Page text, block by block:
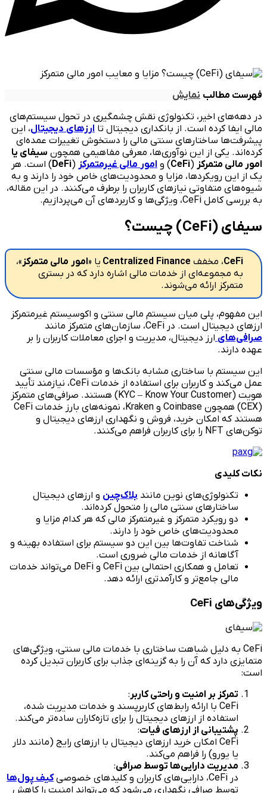
فهرست مطالب نمایش
در دهه‌های اخیر، تکنولوژی نقش چشمگیری در تحول سیستم‌های
مالی ایفا کرده است. از بانکداری دیجیتال تا ارزهای دیجیتال، این
پیشرفت‌ها ساختارهای سنتی مالی را دستخوش تغییرات عمده‌ای
کرده‌اند. یکی از این نوآوری‌ها، معرفی مفاهیمی همچون سیفای یا
امور مالی متمرکز (
CeFi) و امور مالی غیرمتمرکز (
DeFi) است. هر
یک از این رویکردها، مزایا و محدودیت‌های خاص خود را دارند و به
شیوه‌های متفاوتی نیازهای کاربران را برطرف می‌کنند. در این مقاله،
به بررسی کامل CeFi، ویژگی‌ها و کاربردهای آن می‌پردازیم.
سیفای (CeFi) چیست؟
CeFi، مخفف Centralized Finance یا «امور مالی متمرکز»،
به مجموعه‌ای از خدمات مالی اشاره دارد که در بستری
متمرکز ارائه می‌شوند.
این مفهوم، پلی میان سیستم مالی سنتی و اکوسیستم غیرمتمرکز
ارزهای دیجیتال است. در CeFi، سازمان‌های متمرکز مانند
صرافی‌های ارز دیجیتال، مدیریت و اجرای معاملات کاربران را بر
عهده دارند.
این سیستم با ساختاری مشابه بانک‌ها و مؤسسات مالی سنتی
عمل می‌کند و کاربران برای استفاده از خدمات CeFi، نیازمند تأیید
هویت (KYC – Know Your Customer) هستند. صرافی‌های متمرکز
(CEX) همچون Coinbase و Kraken، نمونه‌های بارز خدمات CeFi
هستند که امکان خرید، فروش و نگهداری ارزهای دیجیتال و
توکن‌های NFT را برای کاربران فراهم می‌کنند.
نکات کلیدی
تکنولوژی‌های نوین مانند بلاک‌چین و ارزهای دیجیتال
ساختارهای سنتی مالی را متحول کرده‌اند.
دو رویکرد متمرکز و غیرمتمرکز مالی که هر کدام مزایا و
محدودیت‌های خاص خود را دارند.
شناخت تفاوت‌ها بین این دو سیستم برای استفاده بهینه و
آگاهانه از خدمات مالی ضروری است.
تعامل و همکاری احتمالی بین CeFi و DeFi می‌تواند خدمات
مالی جامع‌تر و کارآمدتری ارائه دهد.
ویژگی‌های CeFi
CeFi به دلیل شباهت ساختاری با خدمات مالی سنتی، ویژگی‌های
متمایزی دارد که آن را به گزینه‌ای جذاب برای کاربران تبدیل کرده
است:
تمرکز بر امنیت و راحتی کاربر :
CeFi با ارائه رابط‌های کاربرپسند و خدمات مدیریت شده،
استفاده از ارزهای دیجیتال را برای تازه‌کاران ساده‌تر می‌کند.
پشتیبانی از ارزهای فیات:
CeFi امکان خرید ارزهای دیجیتال با ارزهای رایج (مانند دلار
یا یورو) را فراهم می‌کند.
مدیریت دارایی‌ها توسط صرافی:
در CeFi، دارایی‌های کاربران و کلیدهای خصوصی
کیف پول‌ها
توسط صرافی نگهداری می‌شود که می‌تواند امنیت را کاهش